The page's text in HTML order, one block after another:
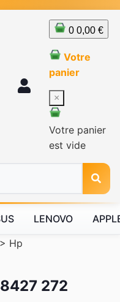
0 0,00 €
Votre
panier
×
Votre panier
est vide
LENOVO
> Hp
272